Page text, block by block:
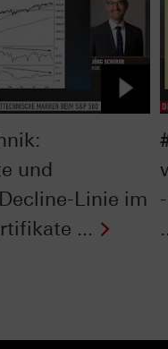
und
Linie im
...